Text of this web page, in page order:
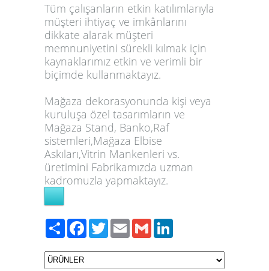
Tüm çalışanların etkin katılımlarıyla
müşteri ihtiyaç ve imkânlarını
dikkate alarak müşteri
memnuniyetini sürekli kılmak için
kaynaklarımız etkin ve verimli bir
biçimde kullanmaktayız.
Mağaza dekorasyonunda kişi veya
kuruluşa özel tasarımların ve
Mağaza Stand, Banko,Raf
sistemleri,Mağaza Elbise
Askıları,Vitrin Mankenleri vs.
üretimini Fabrikamızda uzman
kadromuzla yapmaktayız.
PaylaşFacebook
TwitterEmailGmail